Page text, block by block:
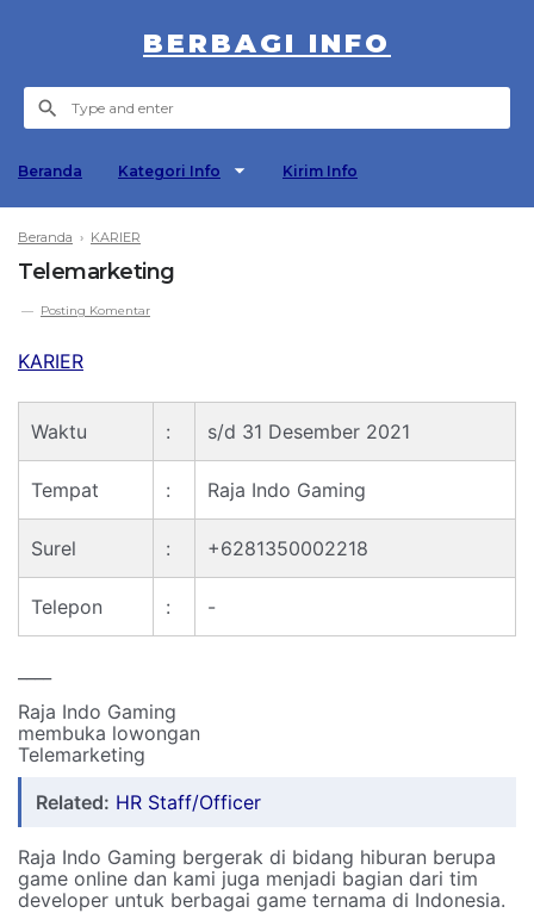
BERBAGI INFO
Beranda Kategori Info Kirim Info
Beranda › KARIER
Telemarketing
Posting Komentar
KARIER
Waktu : s/d 31 Desember 2021
Tempat : Raja Indo Gaming
Surel : +6281350002218
Telepon : -
Raja Indo Gaming
membuka lowongan
Telemarketing
Related: HR Staff/Officer
Raja Indo Gaming bergerak di bidang hiburan berupa
game online dan kami juga menjadi bagian dari tim
developer untuk berbagai game ternama di Indonesia.